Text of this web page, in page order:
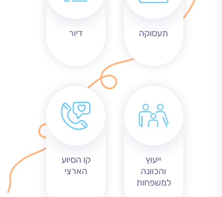
תעסוקה דיור
ייעוץ
והכוונה
למשפחות
קו הסיוע
הארצי